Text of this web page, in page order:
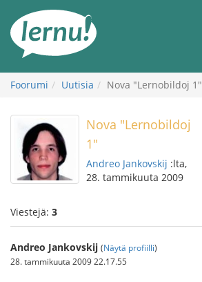
sisältöön
Foorumi Uutisia Nova "Lernobildoj 1"
Nova "Lernobildoj
1"
Andreo Jankovskij :lta,
28. tammikuuta 2009
Viestejä: 3
Andreo Jankovskij (Näytä profiilli)
28. tammikuuta 2009 22.17.55